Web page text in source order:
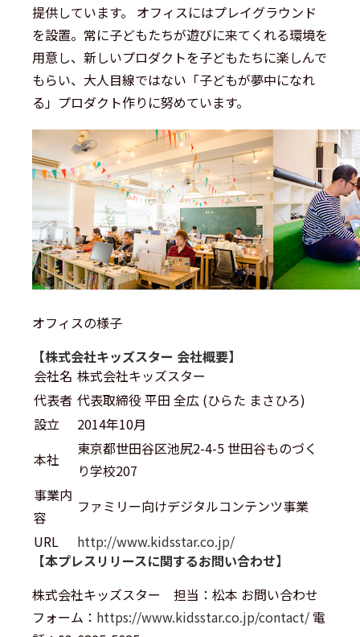
提供しています。 オフィスにはプレイグラウンド
を設置。常に子どもたちが遊びに来てくれる環境を
用意し、新しいプロダクトを子どもたちに楽しんで
もらい、大人目線ではない「子どもが夢中になれ
る」プロダクト作りに努めています。
オフィスの様子
【株式会社キッズスター 会社概要】
会社名 株式会社キッズスター
代表者 代表取締役 平田 全広 (ひらた まさひろ)
設立
2014年10月
本社
東京都世田谷区池尻2-4-5 世田谷ものづく
り学校207
事業内
容
ファミリー向けデジタルコンテンツ事業
URL
http://www.kidsstar.co.jp/
【本プレスリリースに関するお問い合わせ】
株式会社キッズスター 担当：松本 お問い合わせ
フォーム： https://www.kidsstar.co.jp/contact/ 電